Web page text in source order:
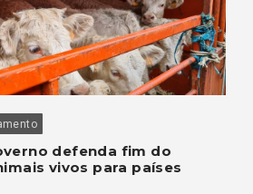
defenda fim do
vivos para países